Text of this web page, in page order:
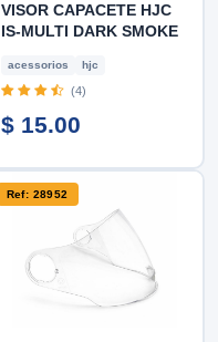
VISOR CAPACETE HJC
IS-MULTI DARK SMOKE
acessorios hjc
(4)
$ 15.00
Ref: 28952